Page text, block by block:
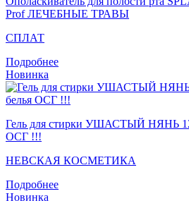
Prof ЛЕЧЕБНЫЕ ТРАВЫ
СПЛАТ
Подробнее
Новинка
Гель для стирки УШАСТЫЙ НЯНЬ
ОСГ !!!
НЕВСКАЯ КОСМЕТИКА
Подробнее
Новинка